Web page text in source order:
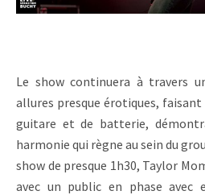
Le show continuera à travers
allures presque érotiques,
guitare et de batterie,
harmonie qui règne au sein du
show de presque 1h30, Taylor
avec un public en phase avec